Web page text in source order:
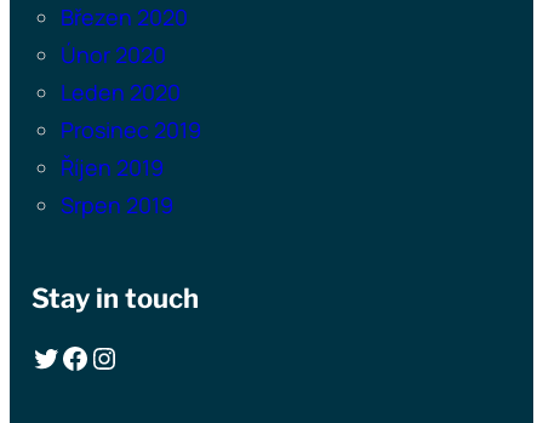
Březen 2020
Únor 2020
Leden 2020
Prosinec 2019
Říjen 2019
Srpen 2019
Stay in touch
Twitter Facebook Instagram